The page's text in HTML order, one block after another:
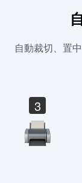
自動裁切、置
3